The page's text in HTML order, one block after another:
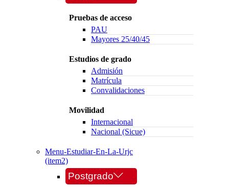
Pruebas de acceso
PAU
Mayores 25/40/45
Estudios de grado
Admisión
Matrícula
Convalidaciones
Movilidad
Internacional
Nacional (Sicue)
Menu-Estudiar-En-La-Urjc
(item2)
Postgrado